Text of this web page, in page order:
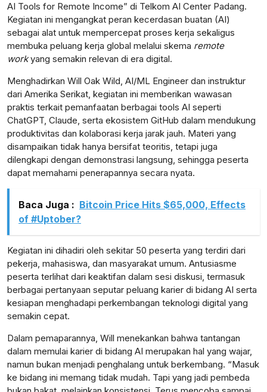
postsumatera.id
AI Tools for Remote Income” di Telkom AI Center Padang.
Kegiatan ini mengangkat peran kecerdasan buatan (AI)
sebagai alat untuk mempercepat proses kerja sekaligus
membuka peluang kerja global melalui skema remote
workyang semakin relevan di era digital.
Menghadirkan Will Oak Wild, AI/ML Engineer dan instruktur
dari Amerika Serikat, kegiatan ini memberikan wawasan
praktis terkait pemanfaatan berbagai tools AI seperti
ChatGPT, Claude, serta ekosistem GitHub dalam mendukung
produktivitas dan kolaborasi kerja jarak jauh. Materi yang
disampaikan tidak hanya bersifat teoritis, tetapi juga
dilengkapi dengan demonstrasi langsung, sehingga peserta
dapat memahami penerapannya secara nyata.
Baca Juga : Bitcoin Price Hits $65,000, Effects
of #Uptober?
Kegiatan ini dihadiri oleh sekitar 50 peserta yang terdiri dari
pekerja, mahasiswa, dan masyarakat umum. Antusiasme
peserta terlihat dari keaktifan dalam sesi diskusi, termasuk
berbagai pertanyaan seputar peluang karier di bidang AI serta
kesiapan menghadapi perkembangan teknologi digital yang
semakin cepat.
Dalam pemaparannya, Will menekankan bahwa tantangan
dalam memulai karier di bidang AI merupakan hal yang wajar,
namun bukan menjadi penghalang untuk berkembang. “Masuk
ke bidang ini memang tidak mudah. Tapi yang jadi pembeda